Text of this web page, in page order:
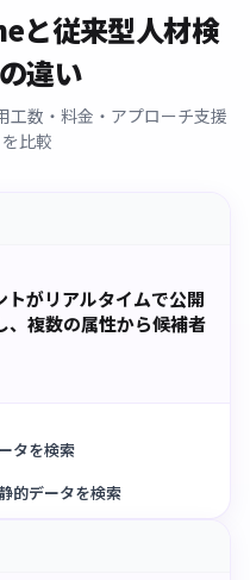
と従来型人材検
違い
工数・料金・アプローチ支援
を比較
トがリアルタイムで公開
、複数の属性から候補者
タを検索
的データを検索